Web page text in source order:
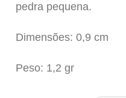
pedra pequena.
Dimensões: 0,9 cm
Peso: 1,2 gr